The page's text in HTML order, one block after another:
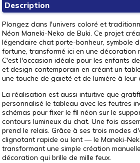
Description
Plongez dans l'univers coloré et
Néon Maneki-Neko de Buki. Ce projet
légendaire chat porte-bonheur, symbole
fortune, transformé ici en une décoration
C'est l'occasion idéale pour les enfants
et design contemporain en créant un
une touche de gaieté et de lumière à leur
La réalisation est aussi intuitive que
personnalisé le tableau avec les feutres
schémas pour fixer le fil néon sur le
contours lumineux du chat. Une fois
prend le relais. Grâce à ses trois modes
clignotant rapide ou lent — le Maneki-
transformant une simple création
décoration qui brille de mille feux.